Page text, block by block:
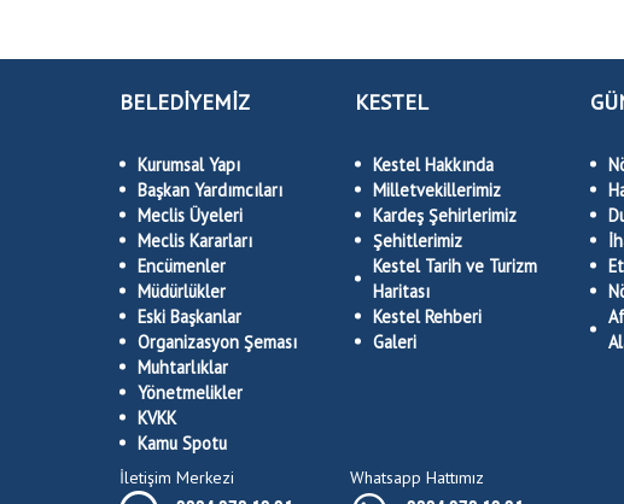
BELEDİYEMİZ
Kurumsal Yapı
Başkan Yardımcıları
Meclis Üyeleri
Meclis Kararları
Encümenler
Müdürlükler
Eski Başkanlar
Organizasyon Şeması
Muhtarlıklar
Yönetmelikler
KVKK
Kamu Spotu
KESTEL
Kestel Hakkında
Milletvekillerimiz
Kardeş Şehirlerimiz
Şehitlerimiz
Kestel Tarih ve Turizm
Haritası
Kestel Rehberi
Galeri
İletişim Merkezi Whatsapp Hattımız